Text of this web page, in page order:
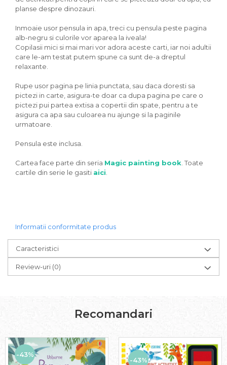
planse despre dinozauri.
Inmoaie usor pensula in apa, treci cu pensula peste pagina
alb-negru si culorile vor aparea la iveala!
Copilasii mici si mai mari vor adora aceste carti, iar noi adultii
care le-am testat putem spune ca sunt de-a dreptul
relaxante.
Rupe usor pagina pe linia punctata, sau daca doresti sa
pictezi in carte, asigura-te doar ca dupa pagina pe care o
pictezi pui partea extisa a copertii din spate, pentru a te
asigura ca apa sau culoarea nu ajunge si la paginile
urmatoare.
Pensula este inclusa.
Cartea face parte din seria Magic painting book . Toate
cartile din serie le gasiti aici
Informatii conformitate produs
Caracteristici
Review-uri (0)
Recomandari
-43%
-43%